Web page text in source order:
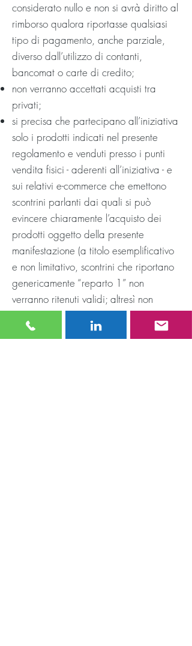
considerato nullo e non si avrà diritto al
rimborso qualora riportasse qualsiasi
tipo di pagamento, anche parziale,
diverso dall’utilizzo di contanti,
bancomat o carte di credito;
non verranno accettati acquisti tra
privati;
si precisa che partecipano all’iniziativa
solo i prodotti indicati nel presente
regolamento e venduti presso i punti
vendita fisici - aderenti all’iniziativa - e
sui relativi e-commerce che emettono
scontrini parlanti dai quali si può
evincere chiaramente l’acquisto dei
prodotti oggetto della presente
manifestazione (a titolo esemplificativo
e non limitativo, scontrini che riportano
genericamente “reparto 1” non
verranno ritenuti validi; altresì non
verranno ritenuti validi scontrini
riportanti diciture generiche tipo